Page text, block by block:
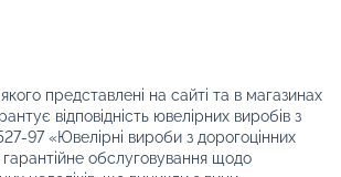
представлені на сайті та в магазинах
відповідність ювелірних виробів з
97 «Ювелірні вироби з дорогоцінних
обслуговування щодо